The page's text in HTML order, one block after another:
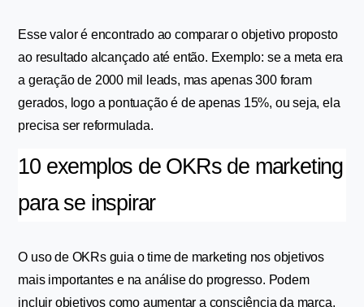
Esse valor é encontrado ao comparar o objetivo proposto
ao resultado alcançado até então. Exemplo: se a meta era
a geração de 2000 mil leads, mas apenas 300 foram
gerados, logo a pontuação é de apenas 15%, ou seja, ela
precisa ser reformulada.
10 exemplos de OKRs de marketing
para se inspirar
O uso de OKRs guia o time de marketing nos objetivos
mais importantes e na análise do progresso. Podem
incluir objetivos como aumentar a consciência da marca,